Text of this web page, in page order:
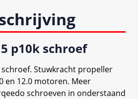
p10k schroef
Stuwkracht propeller
en 12.0 motoren. Meer
schroeven in onderstaand